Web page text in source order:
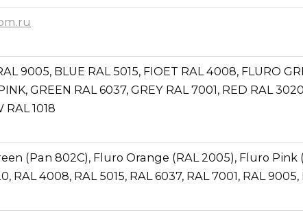
9005, BLUE RAL 5015, FIOET RAL 4008, FLURO
GREEN RAL 6037, GREY RAL 7001, RED RAL
RAL 1018
(Pan 802C), Fluro Orange (RAL 2005), Fluro Pink
RAL 4008, RAL 5015, RAL 6037, RAL 7001, RAL 9005,